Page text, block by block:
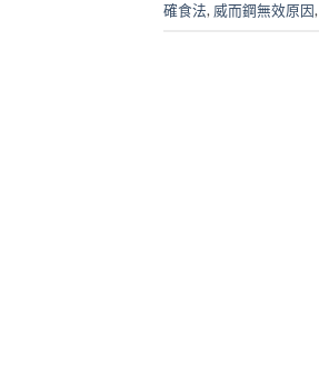
確食法, 威而鋼無效原因,